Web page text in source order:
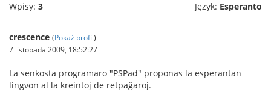
Wpisy: 3 Język: Esperanto
crescence (Pokaż profil)
7 listopada 2009, 18:52:27
La senkosta programaro "PSPad" proponas la esperantan
lingvon al la kreintoj de retpaĝaroj.